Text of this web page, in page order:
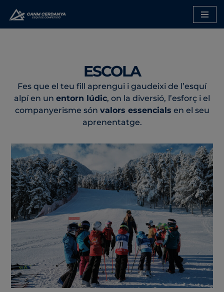
Saltar
ESCOLA
Fes que el teu fill aprengui i gaudeixi de l’esquí
alpí en un entorn lúdic, on la diversió, l’esforç i el
companyerisme són valors essencials en el seu
aprenentatge.